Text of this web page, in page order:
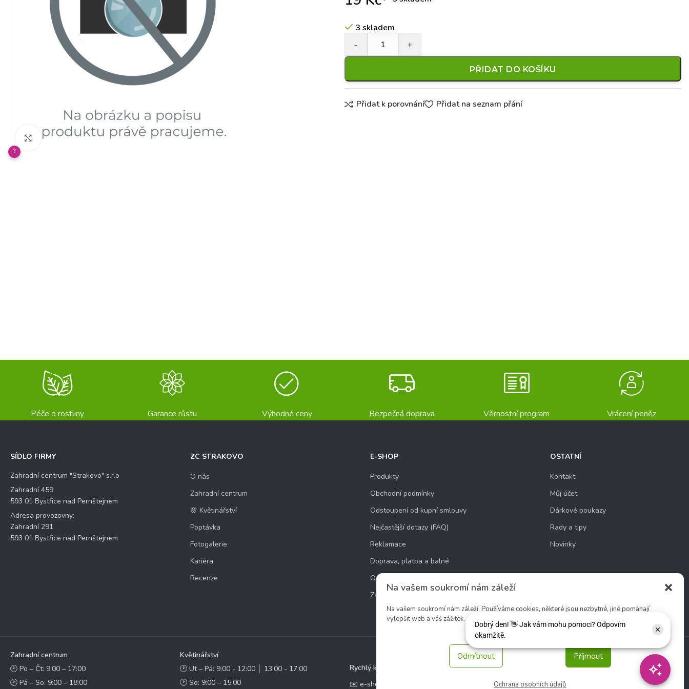
Na vašem soukromí nám záleží
Na vašem soukromí nám záleží. Používáme cookies, některé jsou nezbytné, jiné pomáhají
vylepšit web a váš zážitek.
Příjmout
Odmítnout
Ochrana osobních údajů
Klikněte pro zvětšení
?
3 skladem
PŘIDAT DO KOŠÍKU
Přidat k porovnání Přidat na seznam přání
Péče o rostliny Garance růstu Výhodné ceny Bezpečná doprava Věrnostní program Vrácení peněz
SÍDLO FIRMY
Zahradní centrum "Strakovo" s.r.o
Zahradní 459
593 01 Bystřice nad Pernštejnem
Adresa provozovny:
Zahradní 291
593 01 Bystřice nad Pernštejnem
ZC STRAKOVO
O nás
Zahradní centrum
🌸 Květinářství
Poptávka
Fotogalerie
Kariéra
Recenze
E-SHOP
Produkty
Obchodní podmínky
Odstoupení od kupní smlouvy
Nejčastější dotazy (FAQ)
Reklamace
Doprava, platba a balné
Ochrana osobních údajů
Zásady používání souborů cookie
OSTATNÍ
Kontakt
Můj účet
Dárkové poukazy
Rady a tipy
Novinky
Zahradní centrum
🕑 Po – Čt: 9:00 – 17:00
🕑 Pá – So: 9:00 – 18:00
Květinářství
🕑 Ut – Pá: 9:00 - 12:00 │ 13:00 - 17:00
🕑 So: 9:00 – 15:00
Rychlý kontakt:
✉️ e-shop@zcstrakovo.cz